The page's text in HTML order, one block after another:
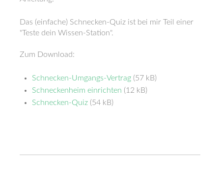
Das (einfache) Schnecken-Quiz ist bei mir Teil einer
"Teste dein Wissen-Station".
Zum Download:
Schnecken-Umgangs-Vertrag (57 kB)
Schneckenheim einrichten (12 kB)
Schnecken-Quiz (54 kB)